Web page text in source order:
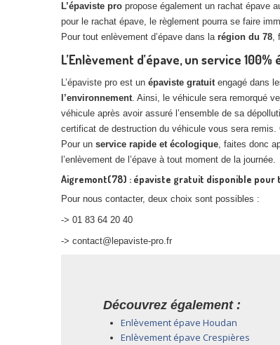
L’épaviste pro propose également un rachat épave
pour le rachat épave, le règlement pourra se faire
Pour tout enlèvement d’épave dans la région du 78,
L’Enlèvement d’épave, un service 100%
L’épaviste pro est un épaviste gratuitengagé dans
l’environnement. Ainsi, le véhicule sera remorqué
véhicule après avoir assuré l’ensemble de sa
certificat de destruction du véhicule vous sera
Pour un service rapide et écologique, faites donc
l’enlèvement de l’épave à tout moment de la journée.
Aigremont(78) : épaviste gratuit disponible pour
Pour nous contacter, deux choix sont possibles :
-> 01 83 64 20 40
-> contact@lepaviste-pro.fr
Découvrez également :
Enlèvement épave Houdan
Enlèvement épave Crespières